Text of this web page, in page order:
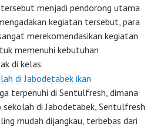
menjadi pendorong utama
kegiatan tersebut, para
merekomendasikan kegiatan
memenuhi kebutuhan
di kelas.
terpenuhi di Sentulfresh, dimana
di Jabodetabek, Sentulfresh
mudah dijangkau, terbebas dari